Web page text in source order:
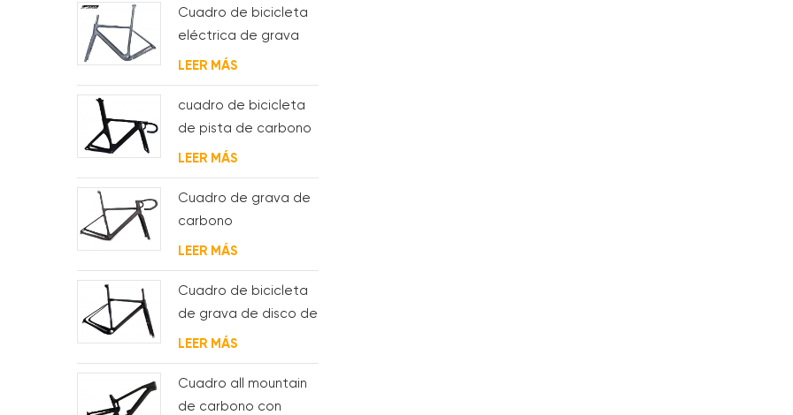
Cuadro de bicicleta
eléctrica de grava
de carbono con
motor de buje fsa y
batería
LEER MÁS
cuadro de bicicleta
de pista de carbono
aero para sistema
bsa
LEER MÁS
Cuadro de grava de
carbono
Enrutamiento de
cable interno
completo
LEER MÁS
Cuadro de bicicleta
de grava de disco de
ciclocross de
carbono para bb t47
LEER MÁS
Cuadro all mountain
de carbono con